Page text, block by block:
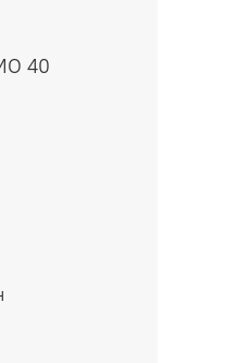
(Германия).
клеем
материал
евро-
Высшего
давать
40